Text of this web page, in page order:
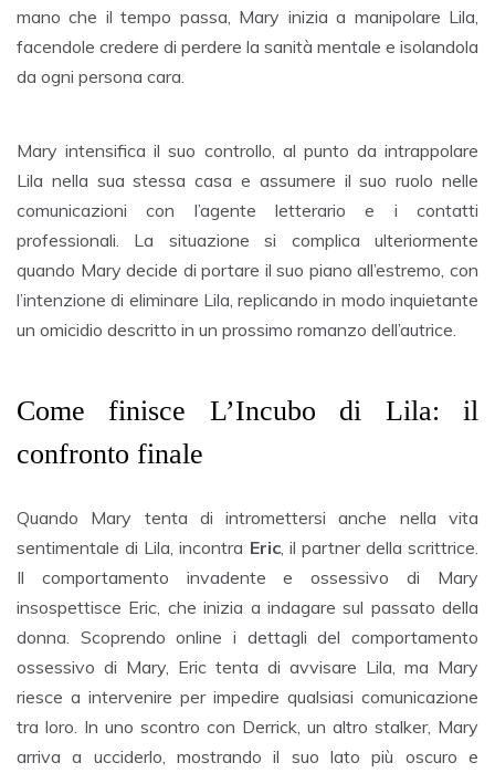
mano che il tempo passa, Mary inizia a manipolare Lila,
facendole credere di perdere la sanità mentale e isolandola
da ogni persona cara.
Mary intensifica il suo controllo, al punto da intrappolare
Lila nella sua stessa casa e assumere il suo ruolo nelle
comunicazioni con l’agente letterario e i contatti
professionali. La situazione si complica ulteriormente
quando Mary decide di portare il suo piano all’estremo, con
l’intenzione di eliminare Lila, replicando in modo inquietante
un omicidio descritto in un prossimo romanzo dell’autrice.
Come finisce L’Incubo di Lila: il
confronto finale
Quando Mary tenta di intromettersi anche nella vita
sentimentale di Lila, incontra Eric, il partner della scrittrice.
Il comportamento invadente e ossessivo di Mary
insospettisce Eric, che inizia a indagare sul passato della
donna. Scoprendo online i dettagli del comportamento
ossessivo di Mary, Eric tenta di avvisare Lila, ma Mary
riesce a intervenire per impedire qualsiasi comunicazione
tra loro. In uno scontro con Derrick, un altro stalker, Mary
arriva a ucciderlo, mostrando il suo lato più oscuro e